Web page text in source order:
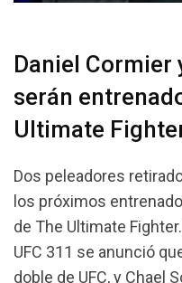
Daniel Cormier
serán
Ultimate
Dos peleadores
los próximos
de The Ultimate
UFC 311 se anunció
doble de UFC, y Chael